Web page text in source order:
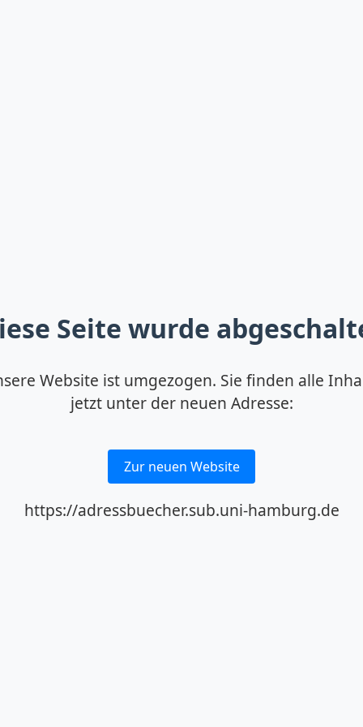
Seite wurde
Website ist umgezogen. Sie finden alle
jetzt unter der neuen Adresse:
Zur neuen Website
https://adressbuecher.sub.uni-hamburg.de